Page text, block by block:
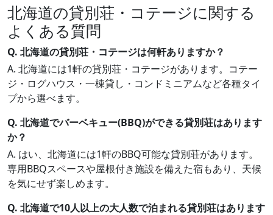
北海道の貸別荘・コテージに関する
よくある質問
Q. 北海道の貸別荘・コテージは何軒ありますか？
A. 北海道には1軒の貸別荘・コテージがあります。コテー
ジ・ログハウス・一棟貸し・コンドミニアムなど各種タイ
プから選べます。
Q. 北海道でバーベキュー(BBQ)ができる貸別荘はあります
か？
A. はい、北海道には1軒のBBQ可能な貸別荘があります。
専用BBQスペースや屋根付き施設を備えた宿もあり、天候
を気にせず楽しめます。
Q. 北海道で10人以上の大人数で泊まれる貸別荘はあります